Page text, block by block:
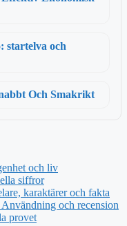
startelva och
Och Smakrikt
och liv
siffror
karaktärer och fakta
och recension
provet